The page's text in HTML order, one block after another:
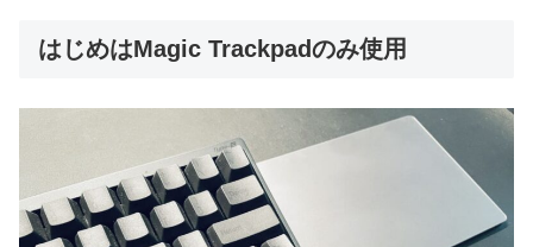
はじめはMagic Trackpadのみ使用